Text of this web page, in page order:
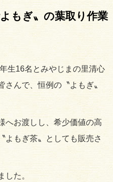
もぎ〟の葉取り作業
生16名とみやじまの里清心
んで、恒例の〝よもぎ〟
へお渡しし、希少価値の高
よもぎ茶〟としても販売さ
した。